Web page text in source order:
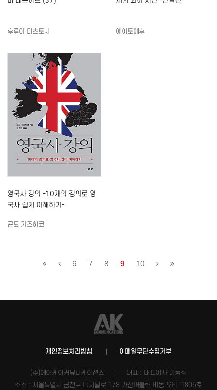
후루야 미츠토시 에이토에후
영국사 강의 -10개의 강의로 영
국사 쉽게 이해하기-
곤도 가즈히코
6 7 8 9 10
개인정보처리방침 이메일무단수집거부
(주)에이케이커뮤니케이션즈
대표 : 대표이사 이동섭
주소 : 서울특별시 금천구 디지털로 178 가산퍼블릭 비동 오비-1805호